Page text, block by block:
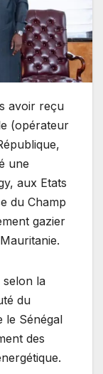
avoir reçu
(opérateur
une
aux Etats
du Champ
gazier
selon la
du
le Sénégal
des